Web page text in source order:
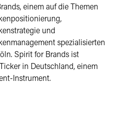
einem auf die Themen
und
spezialisierten
Spirit for Brands ist
in Deutschland, einem
Instrument.